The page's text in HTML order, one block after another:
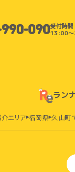
090受付時間
13:00〜
ラン
エリア 福岡県 久山町